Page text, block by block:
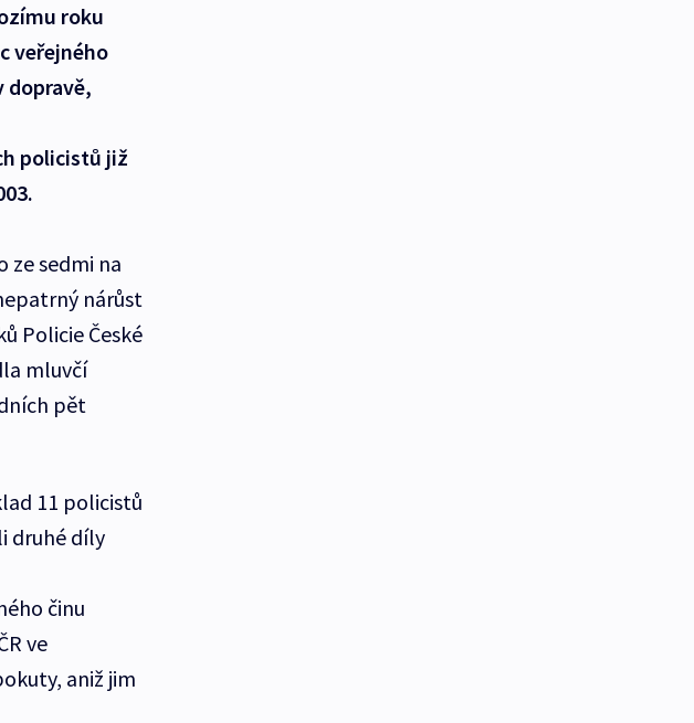
roku
veřejného
dopravě,
policistů již
sedmi na
nárůst
Policie České
mluvčí
pět
11 policistů
druhé díly
činu
ve
aniž jim